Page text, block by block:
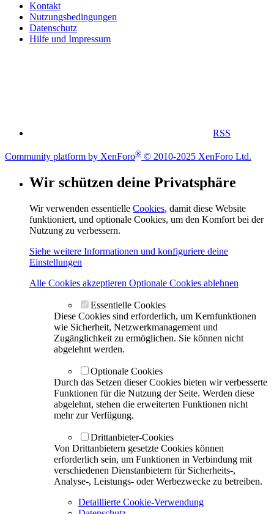
Kontakt
Nutzungsbedingungen
Datenschutz
Hilfe und Impressum
RSS
Community platform by XenForo® © 2010-2025 XenForo Ltd.
Wir schützen deine Privatsphäre
Wir verwenden essentielle Cookies, damit diese Website
funktioniert, und optionale Cookies, um den Komfort bei der
Nutzung zu verbessern.
Siehe weitere Informationen und konfiguriere deine
Einstellungen
Alle Cookies akzeptieren Optionale Cookies ablehnen
Essentielle Cookies
Diese Cookies sind erforderlich, um Kernfunktionen
wie Sicherheit, Netzwerkmanagement und
Zugänglichkeit zu ermöglichen. Sie können nicht
abgelehnt werden.
Optionale Cookies
Durch das Setzen dieser Cookies bieten wir verbesserte
Funktionen für die Nutzung der Seite. Werden diese
abgelehnt, stehen die erweiterten Funktionen nicht
mehr zur Verfügung.
Drittanbieter-Cookies
Von Drittanbietern gesetzte Cookies können
erforderlich sein, um Funktionen in Verbindung mit
verschiedenen Dienstanbietern für Sicherheits-,
Analyse-, Leistungs- oder Werbezwecke zu betreiben.
Detaillierte Cookie-Verwendung